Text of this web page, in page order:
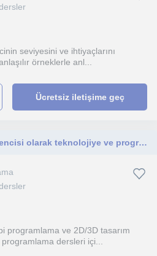
seviyesini ve ihtiyaçlarını
örneklerle anl...
Ücretsiz iletişime geç
Veri Bilimi ve Analitiği öğrencisi olarak teknolojiye ve programlamaya hevesliyim. Derslerim programlamaya heveslilere yönelik.
programlama ve 2D/3D tasarım
dersleri içi...